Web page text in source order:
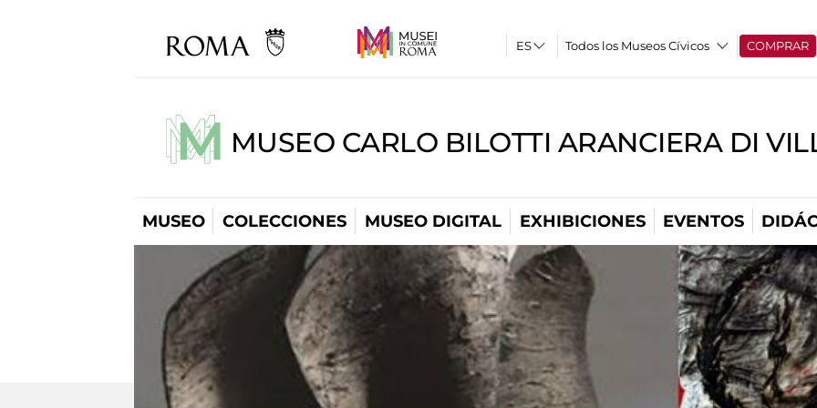
Todos los Museos Cívicos COMPRAR
MUSEO CARLO BILOTTI ARANCIERA DI
MUSEO COLECCIONES MUSEO DIGITAL EXHIBICIONES EVENTOS